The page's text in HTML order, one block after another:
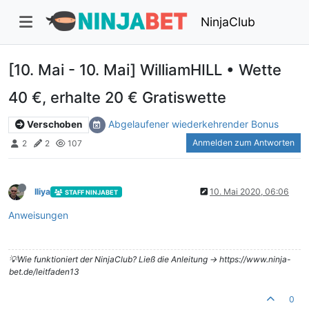
NinjaClub
[10. Mai - 10. Mai] WilliamHILL • Wette
40 €, erhalte 20 € Gratiswette
Verschoben Abgelaufener wiederkehrender Bonus
2 2 107 Anmelden zum Antworten
Iliya STAFF NINJABET 10. Mai 2020, 06:06
Anweisungen
💡Wie funktioniert der NinjaClub? Ließ die Anleitung -> https://www.ninja-
bet.de/leitfaden13
0